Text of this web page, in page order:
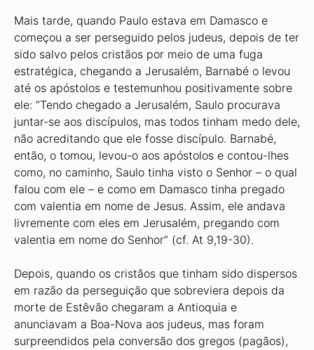
Mais tarde, quando Paulo estava em Damasco e
começou a ser perseguido pelos judeus, depois de ter
sido salvo pelos cristãos por meio de uma fuga
estratégica, chegando a Jerusalém, Barnabé o levou
até os apóstolos e testemunhou positivamente sobre
ele: “Tendo chegado a Jerusalém, Saulo procurava
juntar-se aos discípulos, mas todos tinham medo dele,
não acreditando que ele fosse discípulo. Barnabé,
então, o tomou, levou-o aos apóstolos e contou-lhes
como, no caminho, Saulo tinha visto o Senhor – o qual
falou com ele – e como em Damasco tinha pregado
com valentia em nome de Jesus. Assim, ele andava
livremente com eles em Jerusalém, pregando com
valentia em nome do Senhor” (cf. At 9,19-30).
Depois, quando os cristãos que tinham sido dispersos
em razão da perseguição que sobreviera depois da
morte de Estêvão chegaram a Antioquia e
anunciavam a Boa-Nova aos judeus, mas foram
surpreendidos pela conversão dos gregos (pagãos),